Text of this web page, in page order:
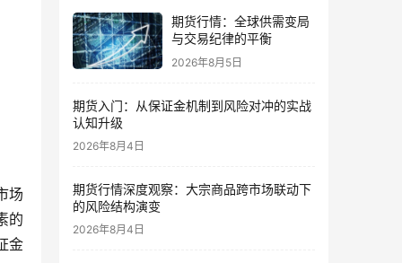
场
的
金
期货行情：全球供需变局
与交易纪律的平衡
2026年8月5日
期货入门：从保证金机制到风险对冲的实战
认知升级
2026年8月4日
期货行情深度观察：大宗商品跨市场联动下
的风险结构演变
2026年8月4日